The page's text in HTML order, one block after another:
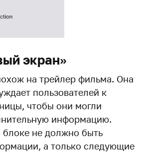
экран»
на трейлер фильма. Она
пользователей к
чтобы они могли
информацию.
не должно быть
а только следующие